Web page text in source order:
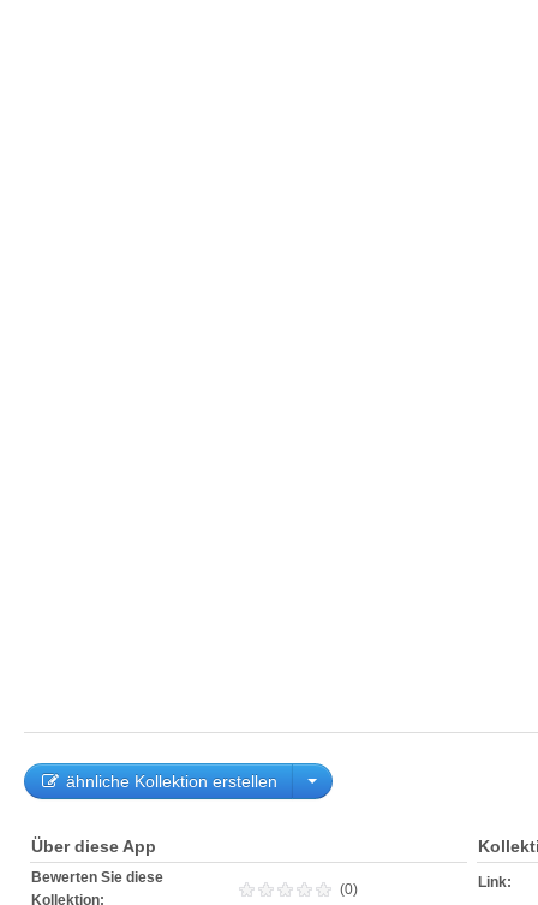
ähnliche Kollektion erstellen
Über diese App
Bewerten Sie diese
Kollektion:
(0) Link: